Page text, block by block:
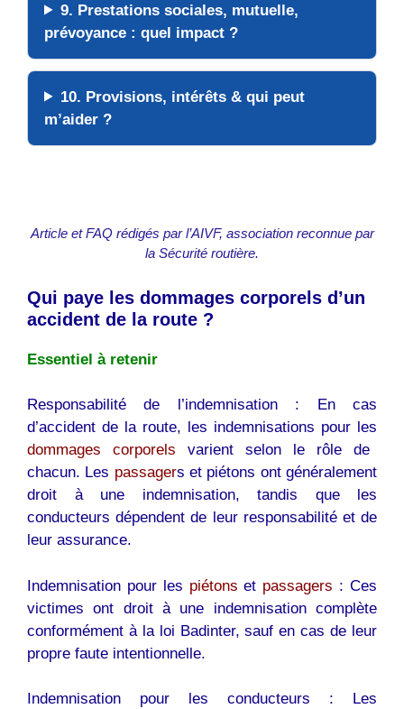
9. Prestations sociales, mutuelle,
prévoyance : quel impact ?
10. Provisions, intérêts & qui peut
m’aider ?
Article et FAQ rédigés par l’AIVF, association reconnue par
la Sécurité routière.
Qui paye les dommages corporels d’un
accident de la route ?
Essentiel à retenir
Responsabilité de l’indemnisation : En cas
d’accident de la route, les indemnisations pour les
dommages corporels varient selon le rôle de
chacun. Les passagers et piétons ont généralement
droit à une indemnisation, tandis que les
conducteurs dépendent de leur responsabilité et de
leur assurance.
Indemnisation pour les piétons et passagers : Ces
victimes ont droit à une indemnisation complète
conformément à la loi Badinter, sauf en cas de leur
propre faute intentionnelle.
Indemnisation pour les conducteurs : Les